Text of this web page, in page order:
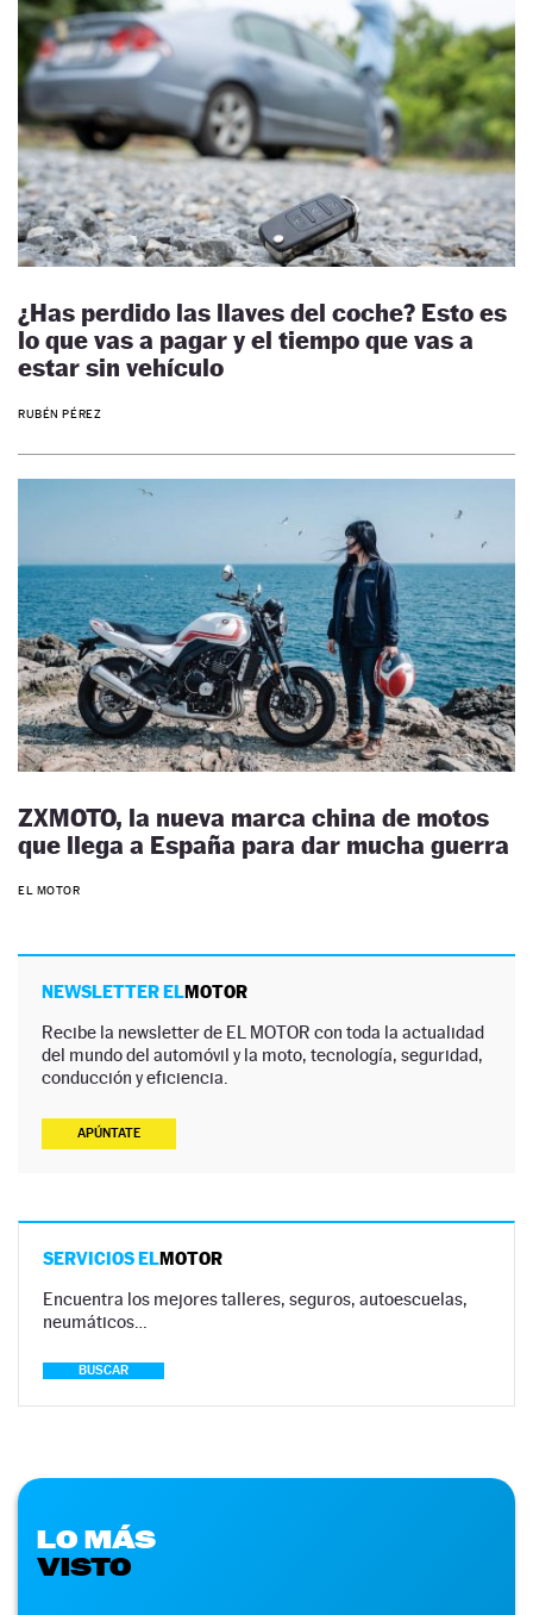
¿Has perdido las llaves del coche? Esto es
lo que vas a pagar y el tiempo que vas a
estar sin vehículo
RUBÉN PÉREZ
ZXMOTO, la nueva marca china de motos
que llega a España para dar mucha guerra
EL MOTOR
NEWSLETTER ELMOTOR
Recibe la newsletter de EL MOTOR con toda la actualidad
del mundo del automóvil y la moto, tecnología, seguridad,
conducción y eficiencia.
APÚNTATE
SERVICIOS ELMOTOR
Encuentra los mejores talleres, seguros, autoescuelas,
neumáticos…
BUSCAR
LO MÁS
VISTO